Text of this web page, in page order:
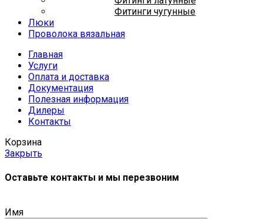
Фитинги чугунные
Люки
Проволока вязальная
Главная
Услуги
Оплата и доставка
Документация
Полезная информация
Дилеры
Контакты
Корзина
Закрыть
Оставьте контакты и мы перезвоним
Имя